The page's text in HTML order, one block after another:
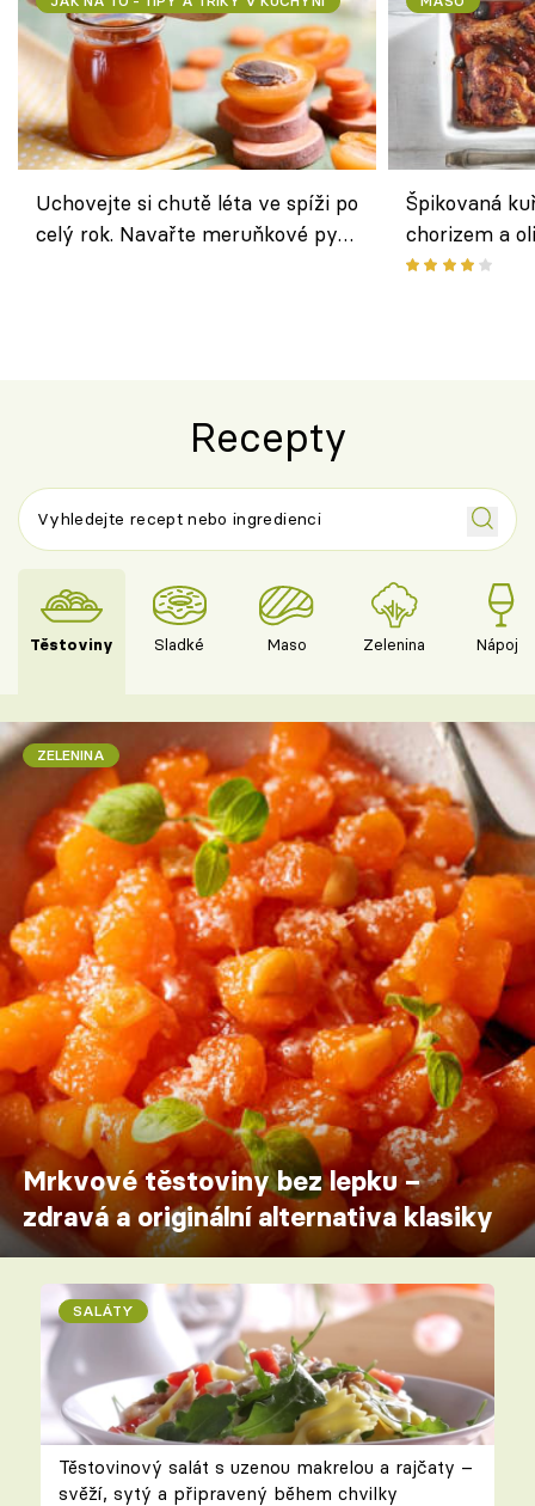
Uchovejte si chutě léta ve spíži po
celý rok. Navařte meruňkové pyré
Špikovaná
chorizem a
letní
Recepty
Těstoviny Sladké Maso Zelenina Nápoje
ZELENINA
Mrkvové těstoviny bez lepku –
zdravá a originální alternativa klasiky
SALÁTY
Těstovinový salát s uzenou makrelou a rajčaty –
svěží, sytý a připravený během chvilky